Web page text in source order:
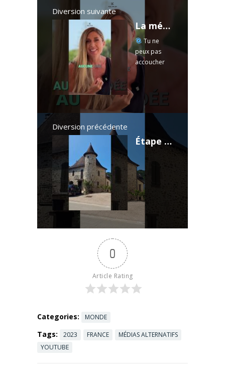
Diversion suivante
La mémoire familiale peut bloquer ton accouchement…
Tu ne
peux pas
accoucher
pour toi si tu
encore les
histoires des
autres. Des
énergétiques
inconscients
mémoires
transgénérat
ionnelles
peuvent
Read more
Diversion précédente
Étape 14 - Camps-Saint-Mathurin - Laval de Cère - Gagnac sur Cère - Bretenoux #ViaArverna
0
Article Rating
Categories: MONDE
Tags: 2023 FRANCE
MÉDIAS ALTERNATIFS
YOUTUBE